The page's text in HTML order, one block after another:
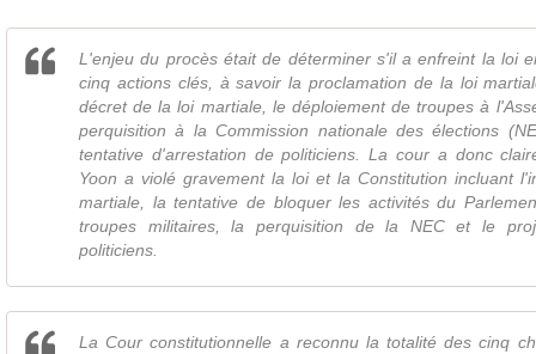
L'enjeu du procès était de déterminer s'il a enfreint la loi
cinq actions clés, à savoir la proclamation de la loi
décret de la loi martiale, le déploiement de troupes à
perquisition à la Commission nationale des élections
tentative d'arrestation de politiciens. La cour a donc
Yoon a violé gravement la loi et la Constitution incluant
martiale, la tentative de bloquer les activités du
troupes militaires, la perquisition de la NEC et le
politiciens.
La Cour constitutionnelle a reconnu la totalité des cinq